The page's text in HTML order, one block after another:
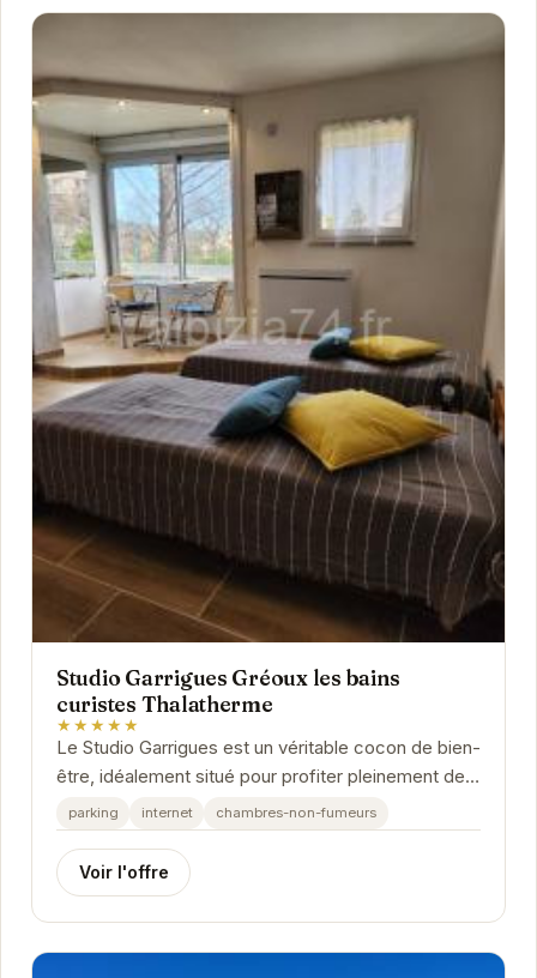
Studio Garrigues Gréoux les bains
curistes Thalatherme
★★★★★
Le Studio Garrigues est un véritable cocon de bien-
être, idéalement situé pour profiter pleinement des
bienfaits des thermes de...
parking internet chambres-non-fumeurs
Voir l'offre